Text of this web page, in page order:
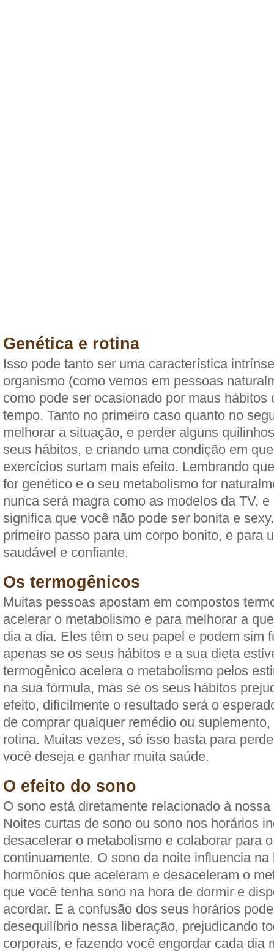
Genética e rotina
Isso pode tanto ser uma característica
organismo (como vemos em pessoas
como pode ser ocasionado por maus hábitos
tempo. Tanto no primeiro caso quanto no
melhorar a situação, e perder alguns
seus hábitos, e criando uma condição em
exercícios surtam mais efeito. Lembrando
for genético e o seu metabolismo for
nunca será magra como as modelos da TV,
significa que você não pode ser bonita e
primeiro passo para um corpo bonito, e para
saudável e confiante.
Os termogênicos
Muitas pessoas apostam em compostos
acelerar o metabolismo e para melhorar a
dia a dia. Eles têm o seu papel e podem sim
apenas se os seus hábitos e a sua dieta
termogênico acelera o metabolismo pelos
na sua fórmula, mas se os seus hábitos
efeito, dificilmente o resultado será o
de comprar qualquer remédio ou
rotina. Muitas vezes, só isso basta para
você deseja e ganhar muita saúde.
O efeito do sono
O sono está diretamente relacionado à
Noites curtas de sono ou sono nos horários
desacelerar o metabolismo e colaborar para
continuamente. O sono da noite influencia na
hormônios que aceleram e desaceleram o
que você tenha sono na hora de dormir e
acordar. E a confusão dos seus horários
desequilíbrio nessa liberação, prejudicando
corporais, e fazendo você engordar cada dia